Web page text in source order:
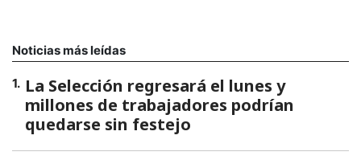
Noticias más leídas
1. La Selección regresará el lunes y
millones de trabajadores podrían
quedarse sin festejo